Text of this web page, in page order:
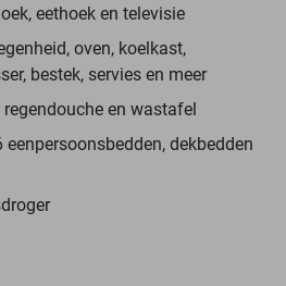
eethoek en televisie
oven, koelkast,
bestek, servies en meer
en wastafel
dekbedden